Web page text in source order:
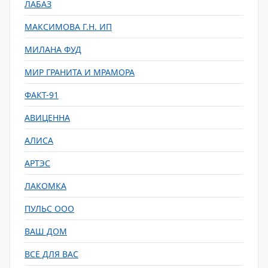
ЛАБАЗ
МАКСИМОВА Г.Н. ИП
МИЛАНА ФУД
МИР ГРАНИТА И МРАМОРА
ФАКТ-91
АВИЦЕННА
АЛИСА
АРТЭС
ЛАКОМКА
ПУЛЬС ООО
ВАШ ДОМ
ВСЕ ДЛЯ ВАС